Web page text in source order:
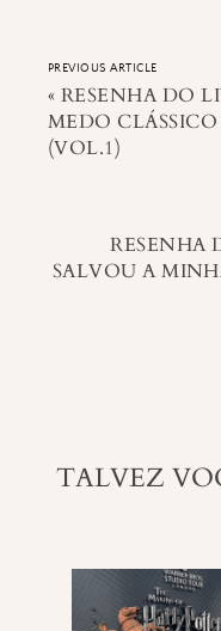
PREVIOUS ARTICLE
« RESENHA DO
MEDO
(VOL.1)
RESENHA
SALVOU A
TALVEZ